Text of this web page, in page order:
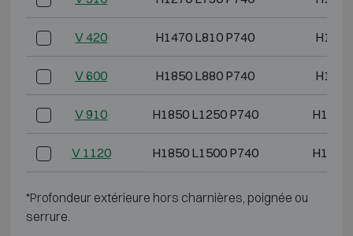
V 420 H1470 L810 P740
V 600 H1850 L880 P740
V 910 H1850 L1250 P740 H1680
V 1120 H1850 L1500 P740 H1680
*Profondeur extérieure hors charnières, poignée ou
serrure.